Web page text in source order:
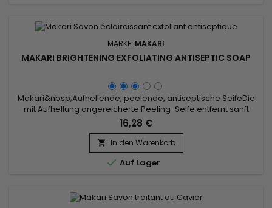
MARKE: MAKARI
MAKARI BRIGHTENING EXFOLIATING ANTISEPTIC SOAP
Makari&nbsp;Aufhellende, peelende, antiseptische SeifeDie
mit Aufhellung angereicherte Peeling-Seife entfernt sanft
stumpfe Haut und dient als Bleichalternative, die Unreinheiten
entfernt, die Hautstruktur verbessert, den Ton für ein
makelloses Aussehen ausgleicht und den natürlichen Glanz
der Haut revitalisiert.Entgiftet und entfernt UnreinheitenStellt...
16,28 €
 In den Warenkorb
 Auf Lager